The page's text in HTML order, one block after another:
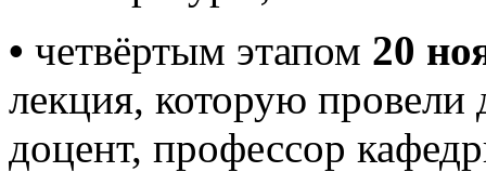
• четвёртым этапом 20
лекция, которую провели
доцент, профессор